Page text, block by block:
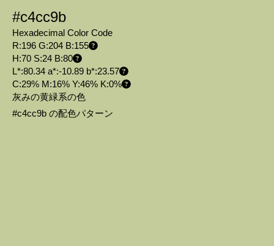
#c4cc9b
Hexadecimal Color Code
R:196 G:204 B:155
H:70 S:24 B:80
L*:80.34 a*:-10.89 b*:23.57
C:29% M:16% Y:46% K:0%
灰みの黄緑系の色
#c4cc9b の配色パターン